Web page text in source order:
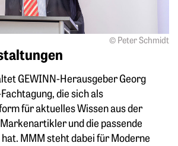
© Peter Schmidt
GEWINN-Herausgeber Georg
die sich als
für aktuelles Wissen aus der
und die passende
MMM steht dabei für Moderne